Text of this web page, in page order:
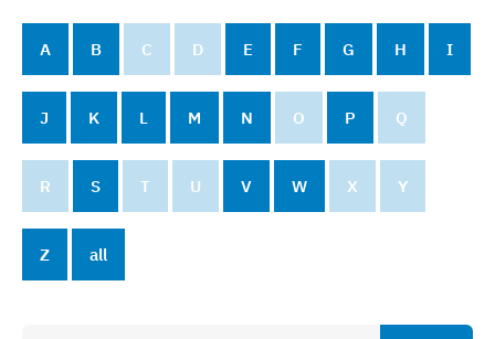
A B C D E F G H I
J K L M N O P Q
R S T U V W X Y
Z all